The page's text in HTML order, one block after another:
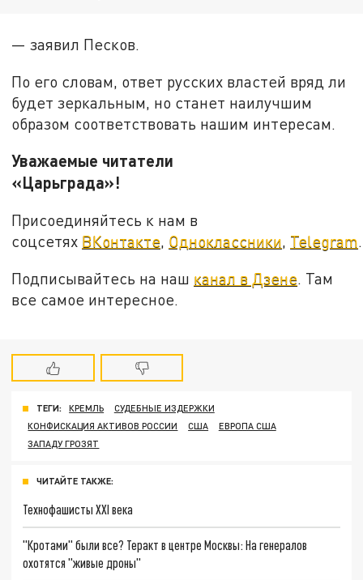
— заявил Песков.
По его словам, ответ русских властей вряд ли
будет зеркальным, но станет наилучшим
образом соответствовать нашим интересам.
Уважаемые читатели
«Царьграда»!
Присоединяйтесь к нам в
соцсетях ВКонтакте, Одноклассники, Telegram.
Подписывайтесь на наш канал в Дзене. Там
все самое интересное.
ТЕГИ: КРЕМЛЬ
СУДЕБНЫЕ ИЗДЕРЖКИ
КОНФИСКАЦИЯ АКТИВОВ РОССИИ
США
ЕВРОПА США
ЗАПАДУ ГРОЗЯТ
ЧИТАЙТЕ ТАКЖЕ:
Технофашисты XXI века
"Кротами" были все? Теракт в центре Москвы: На генералов
охотятся "живые дроны"